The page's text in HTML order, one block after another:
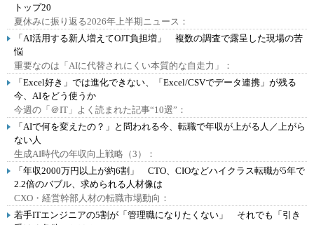
トップ20
夏休みに振り返る2026年上半期ニュース：
「AI活用する新人増えてOJT負担増」 複数の調査で露呈した現場の苦
悩
重要なのは「AIに代替されにくい本質的な自走力」：
「Excel好き」では進化できない、「Excel/CSVでデータ連携」が残る
今、AIをどう使うか
今週の「＠IT」よく読まれた記事“10選”：
「AIで何を変えたの？」と問われる今、転職で年収が上がる人／上がら
ない人
生成AI時代の年収向上戦略（3）：
「年収2000万円以上が約6割」 CTO、CIOなどハイクラス転職が5年で
2.2倍のバブル、求められる人材像は
CXO・経営幹部人材の転職市場動向：
若手ITエンジニアの5割が「管理職になりたくない」 それでも「引き